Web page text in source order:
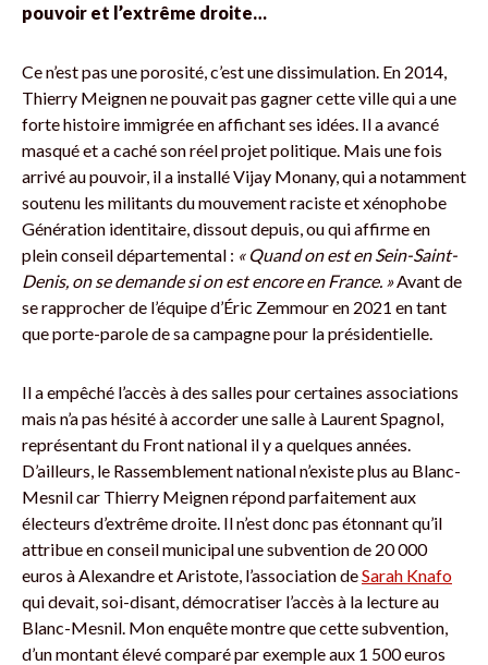
pouvoir et l’extrême droite…
Ce n’est pas une porosité, c’est une dissimulation. En 2014,
Thierry Meignen ne pouvait pas gagner cette ville qui a une
forte histoire immigrée en affichant ses idées. Il a avancé
masqué et a caché son réel projet politique. Mais une fois
arrivé au pouvoir, il a installé Vijay Monany, qui a notamment
soutenu les militants du mouvement raciste et xénophobe
Génération identitaire, dissout depuis, ou qui affirme en
plein conseil départemental : « Quand on est en Sein-Saint-
Denis, on se demande si on est encore en France. »Avant de
se rapprocher de l’équipe d’Éric Zemmour en 2021 en tant
que porte-parole de sa campagne pour la présidentielle.
Il a empêché l’accès à des salles pour certaines associations
mais n’a pas hésité à accorder une salle à Laurent Spagnol,
représentant du Front national il y a quelques années.
D’ailleurs, le Rassemblement national n’existe plus au Blanc-
Mesnil car Thierry Meignen répond parfaitement aux
électeurs d’extrême droite. Il n’est donc pas étonnant qu’il
attribue en conseil municipal une subvention de 20 000
euros à Alexandre et Aristote, l’association deSarah Knafo
qui devait, soi-disant, démocratiser l’accès à la lecture au
Blanc-Mesnil. Mon enquête montre que cette subvention,
d’un montant élevé comparé par exemple aux 1 500 euros